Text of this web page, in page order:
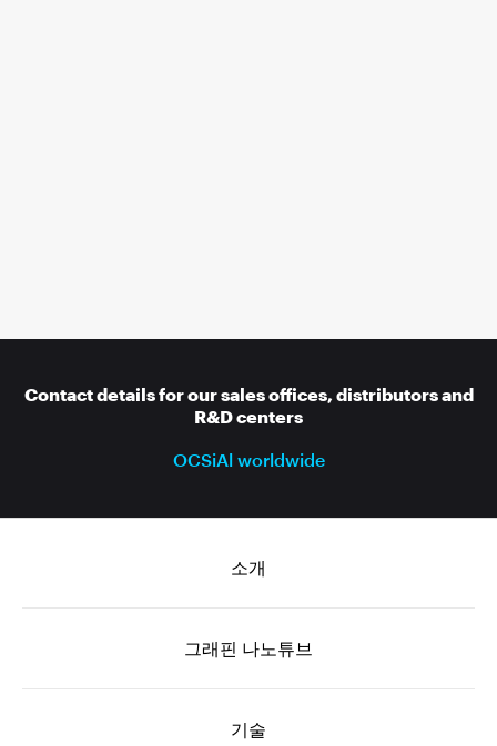
Contact details for our sales offices, distributors and
R&D centers
OCSiAl worldwide
소개
그래핀 나노튜브
기술